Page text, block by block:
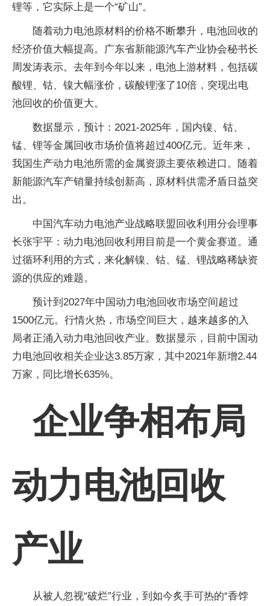
锂等，它实际上是一个“矿山”。
随着动力电池原材料的价格不断攀升，电池回收的
经济价值大幅提高。广东省新能源汽车产业协会秘书长
周发涛表示。去年到今年以来，电池上游材料，包括碳
酸锂、钴、镍大幅涨价，碳酸锂涨了10倍，突现出电
池回收的价值更大。
数据显示，预计：2021-2025年，国内镍、钴、
锰、锂等金属回收市场价值将超过400亿元。近年来，
我国生产动力电池所需的金属资源主要依赖进口。随着
新能源汽车产销量持续创新高，原材料供需矛盾日益突
出。
中国汽车动力电池产业战略联盟回收利用分会理事
长张宇平：动力电池回收利用目前是一个黄金赛道。通
过循环利用的方式，来化解镍、钴、锰、锂战略稀缺资
源的供应的难题。
预计到2027年中国动力电池回收市场空间超过
1500亿元。行情火热，市场空间巨大，越来越多的入
局者正涌入动力电池回收产业。数据显示，目前中国动
力电池回收相关企业达3.85万家，其中2021年新增2.44
万家，同比增长635%。
企业争相布局
动力电池回收
产业
从被人忽视“破烂”行业，到如今炙手可热的“香饽